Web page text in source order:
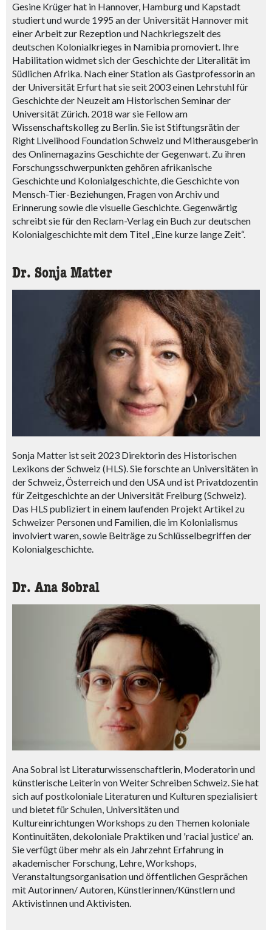
Gesine Krüger hat in Hannover, Hamburg und Kapstadt
studiert und wurde 1995 an der Universität Hannover mit
einer Arbeit zur Rezeption und Nachkriegszeit des
deutschen Kolonialkrieges in Namibia promoviert. Ihre
Habilitation widmet sich der Geschichte der Literalität im
Südlichen Afrika. Nach einer Station als Gastprofessorin an
der Universität Erfurt hat sie seit 2003 einen Lehrstuhl für
Geschichte der Neuzeit am Historischen Seminar der
Universität Zürich. 2018 war sie Fellow am
Wissenschaftskolleg zu Berlin. Sie ist Stiftungsrätin der
Right Livelihood Foundation Schweiz und Mitherausgeberin
des Onlinemagazins Geschichte der Gegenwart. Zu ihren
Forschungsschwerpunkten gehören afrikanische
Geschichte und Kolonialgeschichte, die Geschichte von
Mensch-Tier-Beziehungen, Fragen von Archiv und
Erinnerung sowie die visuelle Geschichte. Gegenwärtig
schreibt sie für den Reclam-Verlag ein Buch zur deutschen
Kolonialgeschichte mit dem Titel „Eine kurze lange Zeit“.
Dr. Sonja Matter
Sonja Matter ist seit 2023 Direktorin des Historischen
Lexikons der Schweiz (HLS). Sie forschte an Universitäten in
der Schweiz, Österreich und den USA und ist Privatdozentin
für Zeitgeschichte an der Universität Freiburg (Schweiz).
Das HLS publiziert in einem laufenden Projekt Artikel zu
Schweizer Personen und Familien, die im Kolonialismus
involviert waren, sowie Beiträge zu Schlüsselbegriffen der
Kolonialgeschichte.
Dr. Ana Sobral
Ana Sobral ist Literaturwissenschaftlerin, Moderatorin und
künstlerische Leiterin von Weiter Schreiben Schweiz. Sie hat
sich auf postkoloniale Literaturen und Kulturen spezialisiert
und bietet für Schulen, Universitäten und
Kultureinrichtungen Workshops zu den Themen koloniale
Kontinuitäten, dekoloniale Praktiken und 'racial justice' an.
Sie verfügt über mehr als ein Jahrzehnt Erfahrung in
akademischer Forschung, Lehre, Workshops,
Veranstaltungsorganisation und öffentlichen Gesprächen
mit Autorinnen/ Autoren, Künstlerinnen/Künstlern und
Aktivistinnen und Aktivisten.